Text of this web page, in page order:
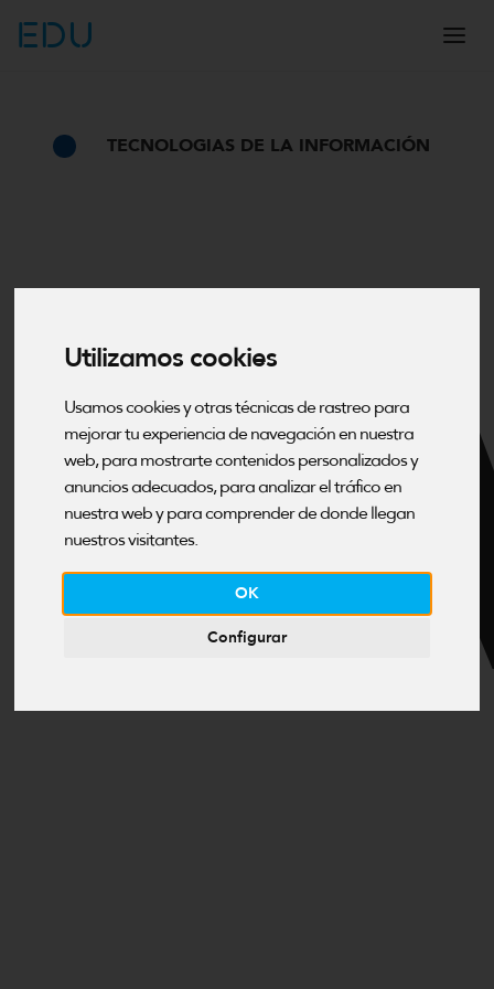
Utilizamos cookies
Usamos cookies y otras técnicas de rastreo para
mejorar tu experiencia de navegación en nuestra
web, para mostrarte contenidos personalizados y
anuncios adecuados, para analizar el tráfico en
nuestra web y para comprender de donde llegan
nuestros visitantes.
OK
Configurar
EDU
TECNOLOGIAS DE LA INFORMACIÓN